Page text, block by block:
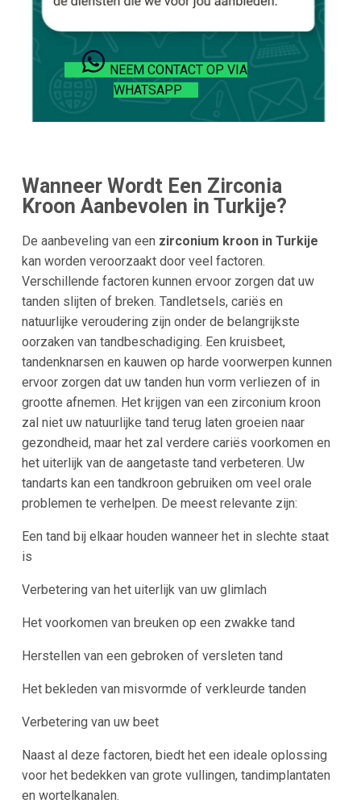
NEEM CONTACT OP VIA
WHATSAPP
Wanneer Wordt Een Zirconia
Kroon Aanbevolen in Turkije?
De aanbeveling van een zirconium kroon in Turkije
kan worden veroorzaakt door veel factoren.
Verschillende factoren kunnen ervoor zorgen dat uw
tanden slijten of breken. Tandletsels, cariës en
natuurlijke veroudering zijn onder de belangrijkste
oorzaken van tandbeschadiging. Een kruisbeet,
tandenknarsen en kauwen op harde voorwerpen kunnen
ervoor zorgen dat uw tanden hun vorm verliezen of in
grootte afnemen. Het krijgen van een zirconium kroon
zal niet uw natuurlijke tand terug laten groeien naar
gezondheid, maar het zal verdere cariës voorkomen en
het uiterlijk van de aangetaste tand verbeteren. Uw
tandarts kan een tandkroon gebruiken om veel orale
problemen te verhelpen. De meest relevante zijn:
Een tand bij elkaar houden wanneer het in slechte staat
is
Verbetering van het uiterlijk van uw glimlach
Het voorkomen van breuken op een zwakke tand
Herstellen van een gebroken of versleten tand
Het bekleden van misvormde of verkleurde tanden
Verbetering van uw beet
Naast al deze factoren, biedt het een ideale oplossing
voor het bedekken van grote vullingen, tandimplantaten
en wortelkanalen.